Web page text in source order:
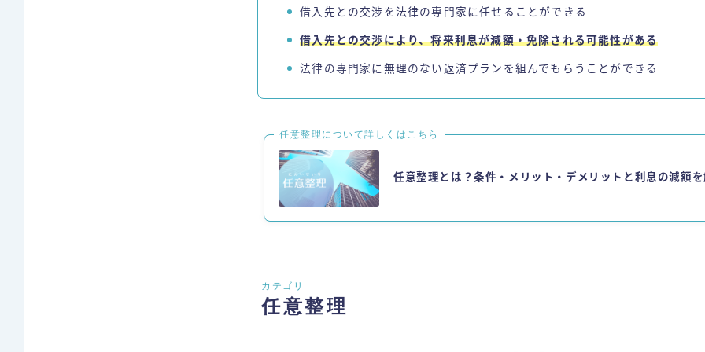
借入先との交渉を法律の専門家に任せることができる
借入先との交渉により、将来利息が減額・免除される可能性がある
法律の専門家に無理のない返済プランを組んでもらうことができる
任意整理について詳しくはこちら
任意整理とは？条件・メリット・デメリットと利息の減額
カテゴリ
任意整理